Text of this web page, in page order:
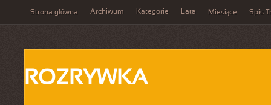
Strona główna Archiwum Kategorie Lata Miesiące Spis
ROZRYWKA